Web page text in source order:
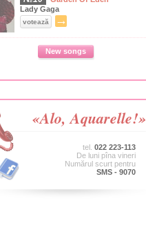
Lady Gaga
votează →
New songs
«Alo, Aquarelle!»
tel. 022 223-113
De luni pîna vineri
Numărul scurt pentru
SMS - 9070